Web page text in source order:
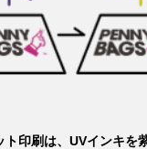
ト印刷は、UVインキを